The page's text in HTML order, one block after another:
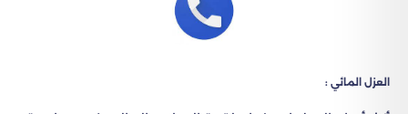
العزل المائي :